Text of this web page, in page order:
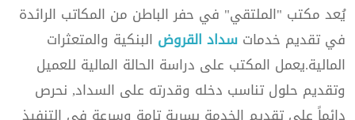
يُعد مكتب "الملتقي" في حفر الباطن من المكاتب الرائدة
في تقديم خدمات سداد القروض البنكية والمتعثرات
المالية.يعمل المكتب على دراسة الحالة المالية للعميل
وتقديم حلول تناسب دخله وقدرته على السداد, نحرص
دائماً على تقديم الخدمة بسرية تامة وسرعة في التنفيذ